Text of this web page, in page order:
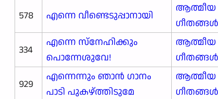
578
എന്നെ വീണ്ടെടുപ്പാനായി
ആത്മീയ
ഗീതങ്ങൾ
334
എന്നെ സ്നേഹിക്കും
പൊന്നേശുവേ!
ആത്മീയ
ഗീതങ്ങൾ
929
എന്നെന്നും ഞാൻ ഗാനം
പാടി പുകഴ്ത്തിടുമേ
ആത്മീയ
ഗീതങ്ങൾ